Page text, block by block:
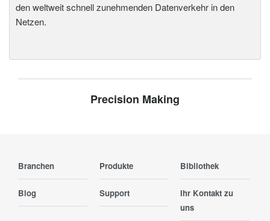
den weltweit schnell zunehmenden Datenverkehr in den
Netzen.
Precision Making
Branchen Produkte Bibliothek
Blog Support
Ihr Kontakt zu
uns